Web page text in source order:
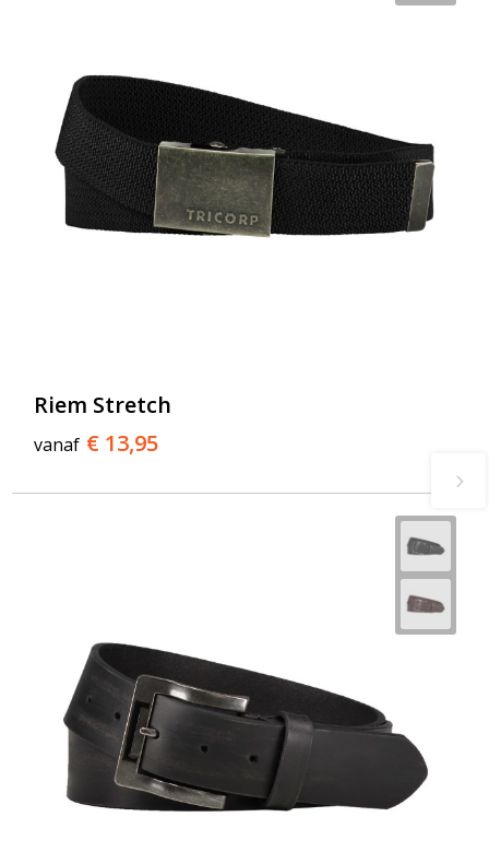
Riem Stretch
vanaf € 13,95